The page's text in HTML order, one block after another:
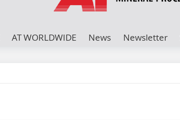
AT WORLDWIDE News Newsletter